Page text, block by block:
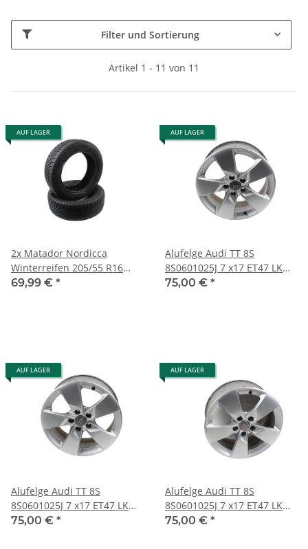
Filter und Sortierung
Artikel 1 - 11 von 11
AUF LAGER
2x Matador Nordicca
Winterreifen 205/55 R16
91H Bj.2024 ca.6 mm Profil
69,99 € *
AUF LAGER
Alufelge Audi TT 8S
8S0601025J 7 x17 ET47 LK
5x112 Felge 1 Stück /A
75,00 € *
AUF LAGER
Alufelge Audi TT 8S
8S0601025J 7 x17 ET47 LK
5x112 Felge 1 Stück /B
75,00 € *
AUF LAGER
Alufelge Audi TT 8S
8S0601025J 7 x17 ET47 LK
5x112 Felge 1 Stück /C
75,00 € *